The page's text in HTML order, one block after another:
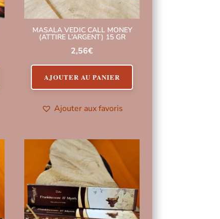
MASALA VEDIC CALL MONEY
(ATTIRE L’ARGENT) 15 GR
2,56€
AJOUTER AU PANIER
Ajouter aux favoris